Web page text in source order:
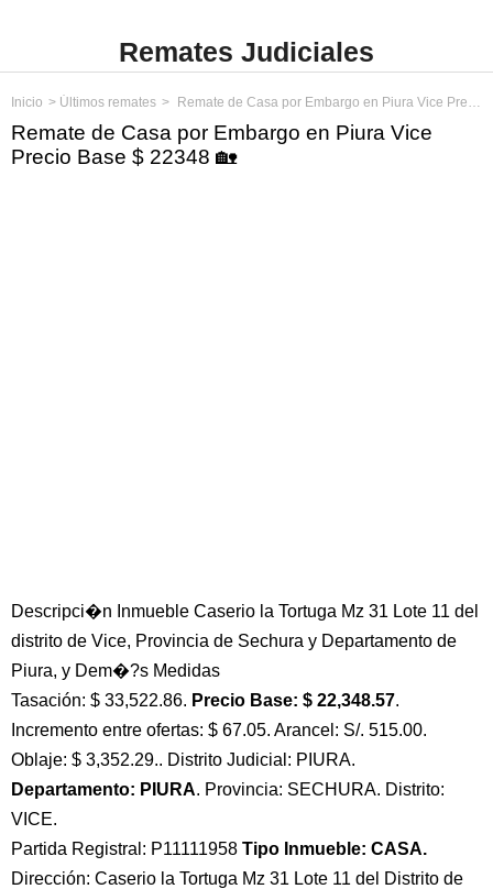
Remates Judiciales
Inicio Últimos remates Remate de Casa por Embargo en Piura Vice Precio Base $ 22348
Remate de Casa por Embargo en Piura Vice
Precio Base $ 22348 🏡
Descripci�n Inmueble Caserio la Tortuga Mz 31 Lote 11 del
distrito de Vice, Provincia de Sechura y Departamento de
Piura, y Dem�?s Medidas
Tasación: $ 33,522.86. Precio Base: $ 22,348.57.
Incremento entre ofertas: $ 67.05. Arancel: S/. 515.00.
Oblaje: $ 3,352.29.. Distrito Judicial: PIURA.
Departamento: PIURA. Provincia: SECHURA. Distrito:
VICE.
Partida Registral: P11111958 Tipo Inmueble: CASA.
Dirección: Caserio la Tortuga Mz 31 Lote 11 del Distrito de